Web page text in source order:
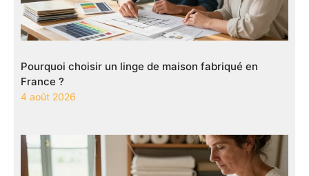
Pourquoi choisir un linge de maison fabriqué en
France ?
4 août 2026